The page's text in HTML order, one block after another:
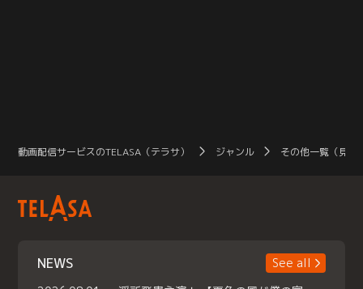
動画配信サービスのTELASA（テラサ） ジャンル その他一覧（見放
NEWS
See all